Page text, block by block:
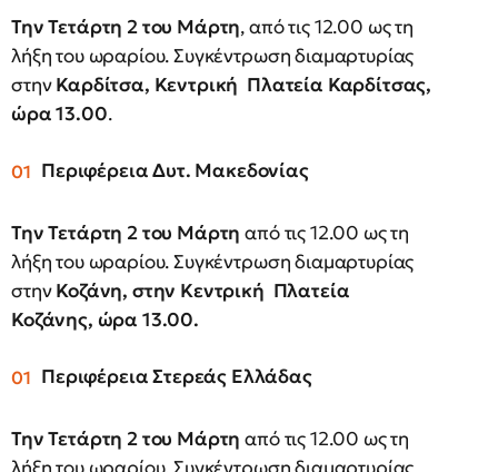
Την Τετάρτη 2 του Μάρτη, από τις 12.00 ως τη
λήξη του ωραρίου. Συγκέντρωση διαμαρτυρίας
στηνΚαρδίτσα, Κεντρική Πλατεία Καρδίτσας,
ώρα 13.00.
Περιφέρεια Δυτ. Μακεδονίας
Την Τετάρτη 2 του Μάρτη από τις 12.00 ως τη
λήξη του ωραρίου. Συγκέντρωση διαμαρτυρίας
στηνΚοζάνη, στην Κεντρική Πλατεία
Κοζάνης, ώρα 13.00.
Περιφέρεια Στερεάς Ελλάδας
Την Τετάρτη 2 του Μάρτη από τις 12.00 ως τη